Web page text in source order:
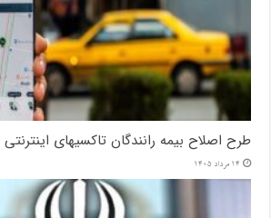
طرح اصلاح بیمه رانندگان تاکسیهای
14 مرداد 1405